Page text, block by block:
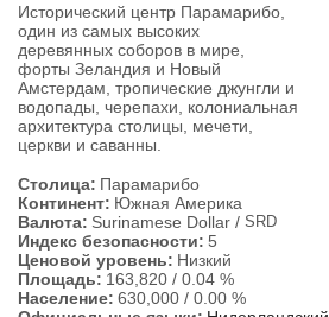
Исторический центр Парамарибо,
один из самых высоких
деревянных соборов в мире,
форты Зеландия и Новый
Амстердам, тропические джунгли и
водопады, черепахи, колониальная
архитектура столицы, мечети,
церкви и саванны.
Столица: Парамарибо
Континент: Южная Америка
Валюта: Surinamese Dollar / SRD
Индекс безопасности: 5
Ценовой уровень: Низкий
Площадь: 163,820 / 0.04 %
Население: 630,000 / 0.00 %